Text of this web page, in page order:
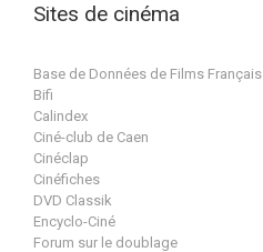
Sites de cinéma
Base de Données de Films Français
Bifi
Calindex
Ciné-club de Caen
Cinéclap
Cinéfiches
DVD Classik
Encyclo-Ciné
Forum sur le doublage